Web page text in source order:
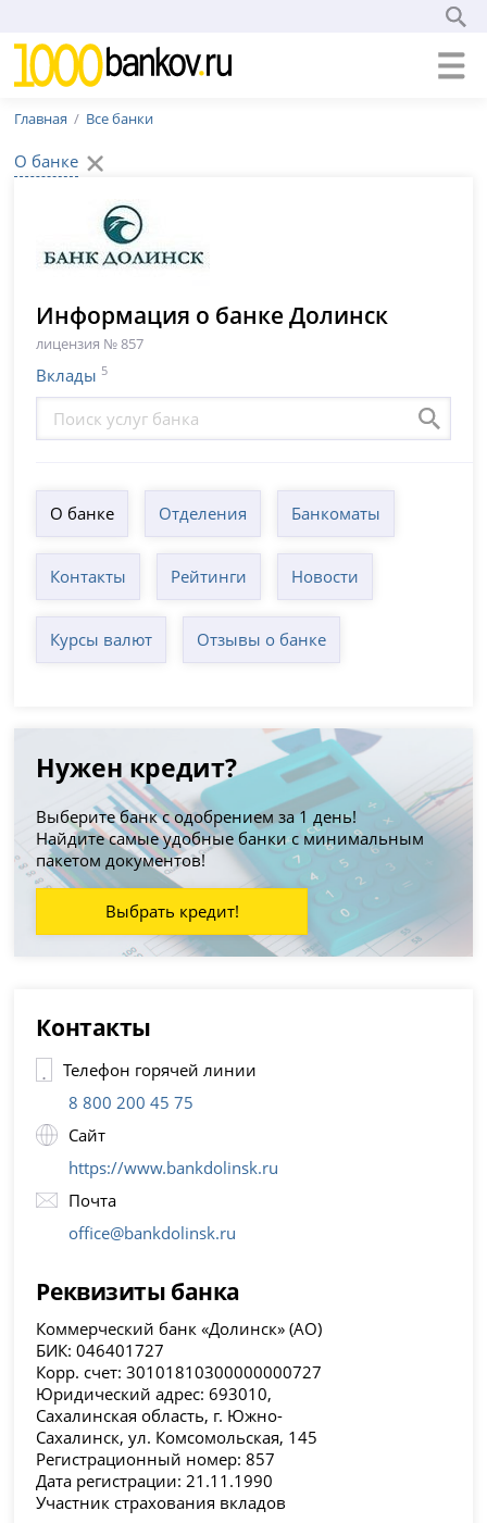
Главная Все банки
О банке
Информация о банке Долинск
лицензия № 857
Вклады 5
О банке Отделения Банкоматы
Контакты Рейтинги Новости
Курсы валют Отзывы о банке
Нужен кредит?
Выберите банк с одобрением за 1 день!
Найдите самые удобные банки с минимальным
пакетом документов!
Выбрать кредит!
Контакты
Телефон горячей линии
8 800 200 45 75
Сайт
https://www.bankdolinsk.ru
Почта
office@bankdolinsk.ru
Реквизиты банка
Коммерческий банк «Долинск» (АО)
БИК: 046401727
Корр. счет: 30101810300000000727
Юридический адрес: 693010,
Сахалинская область, г. Южно-
Сахалинск, ул. Комсомольская, 145
Регистрационный номер: 857
Дата регистрации: 21.11.1990
Участник страхования вкладов